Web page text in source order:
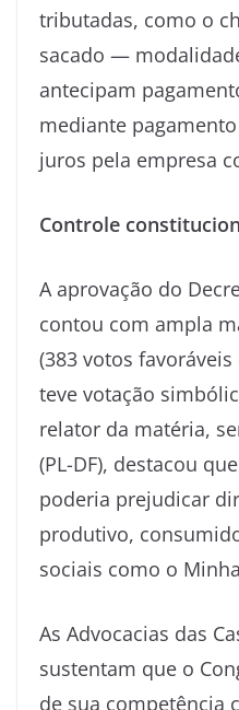
tributadas, como o
sacado —
antecipam
mediante
juros pela empresa
Controle
A aprovação do
contou com ampla
(383 votos
teve votação
relator da matéria,
(PL-DF), destacou
poderia prejudicar
produtivo,
sociais como o
As Advocacias das
sustentam que o
de sua competência